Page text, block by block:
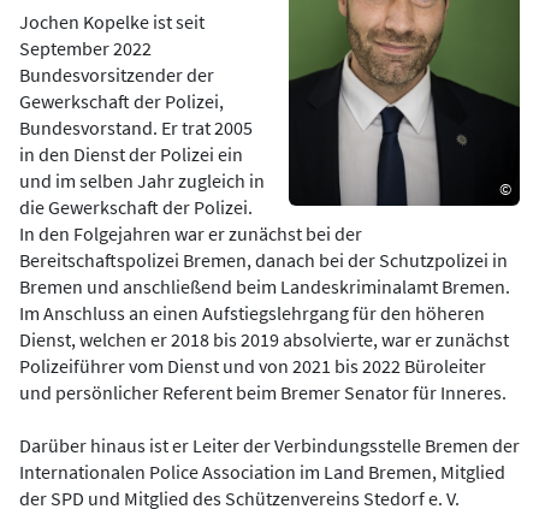
©
Jochen Kopelke ist seit
September 2022
Bundesvorsitzender der
Gewerkschaft der Polizei,
Bundesvorstand. Er trat 2005
in den Dienst der Polizei ein
und im selben Jahr zugleich in
die Gewerkschaft der Polizei.
In den Folgejahren war er zunächst bei der
Bereitschaftspolizei Bremen, danach bei der Schutzpolizei in
Bremen und anschließend beim Landeskriminalamt Bremen.
Im Anschluss an einen Aufstiegslehrgang für den höheren
Dienst, welchen er 2018 bis 2019 absolvierte, war er zunächst
Polizeiführer vom Dienst und von 2021 bis 2022 Büroleiter
und persönlicher Referent beim Bremer Senator für Inneres.
Darüber hinaus ist er Leiter der Verbindungsstelle Bremen der
Internationalen Police Association im Land Bremen, Mitglied
der SPD und Mitglied des Schützenvereins Stedorf e. V.